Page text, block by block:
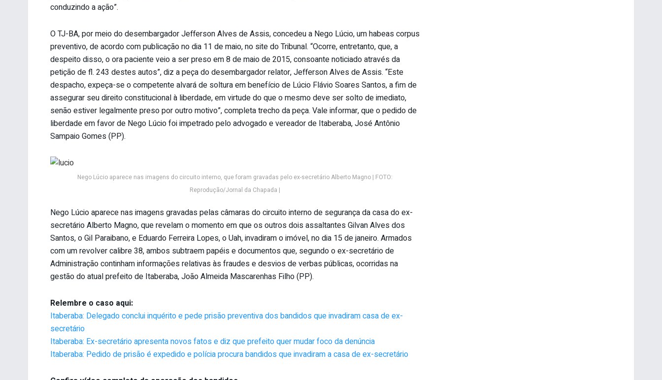
conduzindo a ação”.
O TJ-BA, por meio do desembargador Jefferson Alves de Assis, concedeu a Nego Lúcio, um habeas corpus
preventivo, de acordo com publicação no dia 11 de maio, no site do Tribunal. “Ocorre, entretanto, que, a
despeito disso, o ora paciente veio a ser preso em 8 de maio de 2015, consoante noticiado através da
petição de fl. 243 destes autos”, diz a peça do desembargador relator, Jefferson Alves de Assis. “Este
despacho, expeça-se o competente alvará de soltura em benefício de Lúcio Flávio Soares Santos, a fim de
assegurar seu direito constitucional à liberdade, em virtude do que o mesmo deve ser solto de imediato,
senão estiver legalmente preso por outro motivo”, completa trecho da peça. Vale informar, que o pedido de
liberdade em favor de Nego Lúcio foi impetrado pelo advogado e vereador de Itaberaba, José Antônio
Sampaio Gomes (PP).
Nego Lúcio aparece nas imagens do circuito interno, que foram gravadas pelo ex-secretário Alberto Magno | FOTO:
Reprodução/Jornal da Chapada |
Nego Lúcio aparece nas imagens gravadas pelas câmaras do circuito interno de segurança da casa do ex-
secretário Alberto Magno, que revelam o momento em que os outros dois assaltantes Gilvan Alves dos
Santos, o Gil Paraibano, e Eduardo Ferreira Lopes, o Uah, invadiram o imóvel, no dia 15 de janeiro. Armados
com um revolver calibre 38, ambos subtraem papéis e documentos que, segundo o ex-secretário de
Administração continham informações relativas às fraudes e desvios de verbas públicas, ocorridas na
gestão do atual prefeito de Itaberaba, João Almeida Mascarenhas Filho (PP).
Relembre o caso aqui:
Itaberaba: Delegado conclui inquérito e pede prisão preventiva dos bandidos que invadiram casa de ex-
secretário
Itaberaba: Ex-secretário apresenta novos fatos e diz que prefeito quer mudar foco da denúncia
Itaberaba: Pedido de prisão é expedido e polícia procura bandidos que invadiram a casa de ex-secretário